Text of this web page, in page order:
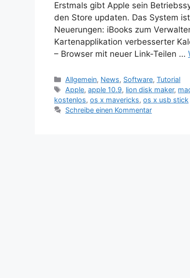
Erstmals gibt Apple sein
den Store updaten. Das System
Neuerungen: iBooks zum
Kartenapplikation verbesserter
– Browser mit neuer Link-Teilen …
Kategorien
Allgemein, News, Software,Tutorial
Schlagwörter
Apple,apple 10.9, lion disk maker,
kostenlos, os x mavericks, os x usb stick
Schreibe einen Kommentar